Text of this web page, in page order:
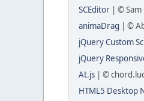
SCEditor | ©
animaDrag | ©
jQuery Custom
jQuery
At.js | ©
HTML5 Desktop